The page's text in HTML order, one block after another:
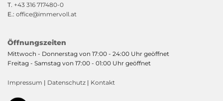
T. +43 316 717480-0
E.: office@immervoll.at
Öffnungszeiten
Mittwoch - Donnerstag von 17:00 - 24:00 Uhr geöffnet
Freitag - Samstag von 17:00 - 01:00 Uhr geöffnet
Impressum | Datenschutz | Kontakt